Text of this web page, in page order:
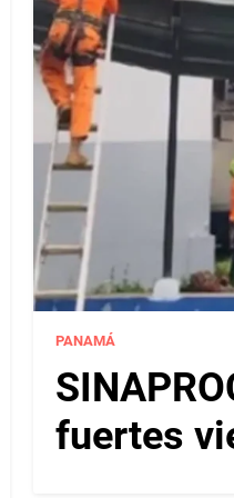
PANAMÁ
fuertes